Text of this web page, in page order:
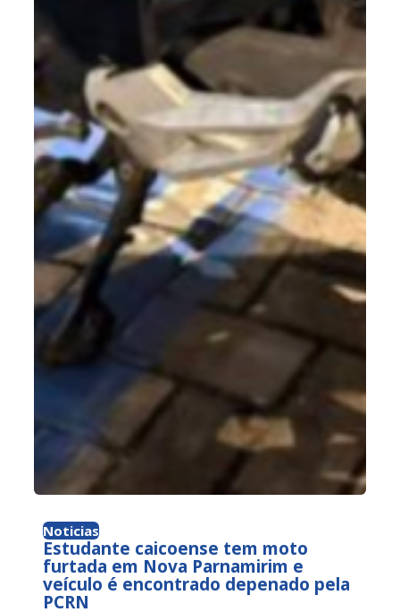
Noticias
Estudante caicoense tem moto
furtada em Nova Parnamirim e
veículo é encontrado depenado pela
PCRN